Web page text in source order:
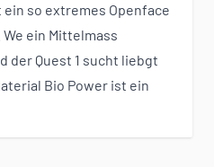
ein so extremes Openface
We ein Mittelmass
der Quest 1 sucht liebgt
Bio Power ist ein